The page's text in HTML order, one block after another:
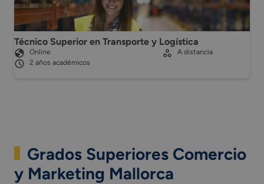
Técnico Superior en Transporte y Logística
Online
2 años académicos
A distancia
Grados Superiores Comercio
y Marketing Mallorca